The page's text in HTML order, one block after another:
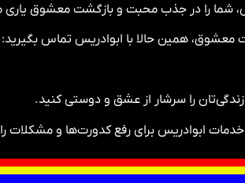
را در جذب محبت و بازگشت معشوق یاری
همین حالا با ابوادریس تماس بگیرید:
را سرشار از عشق و دوستی کنید.
ابوادریس برای رفع کدورت‌ها و مشکلات